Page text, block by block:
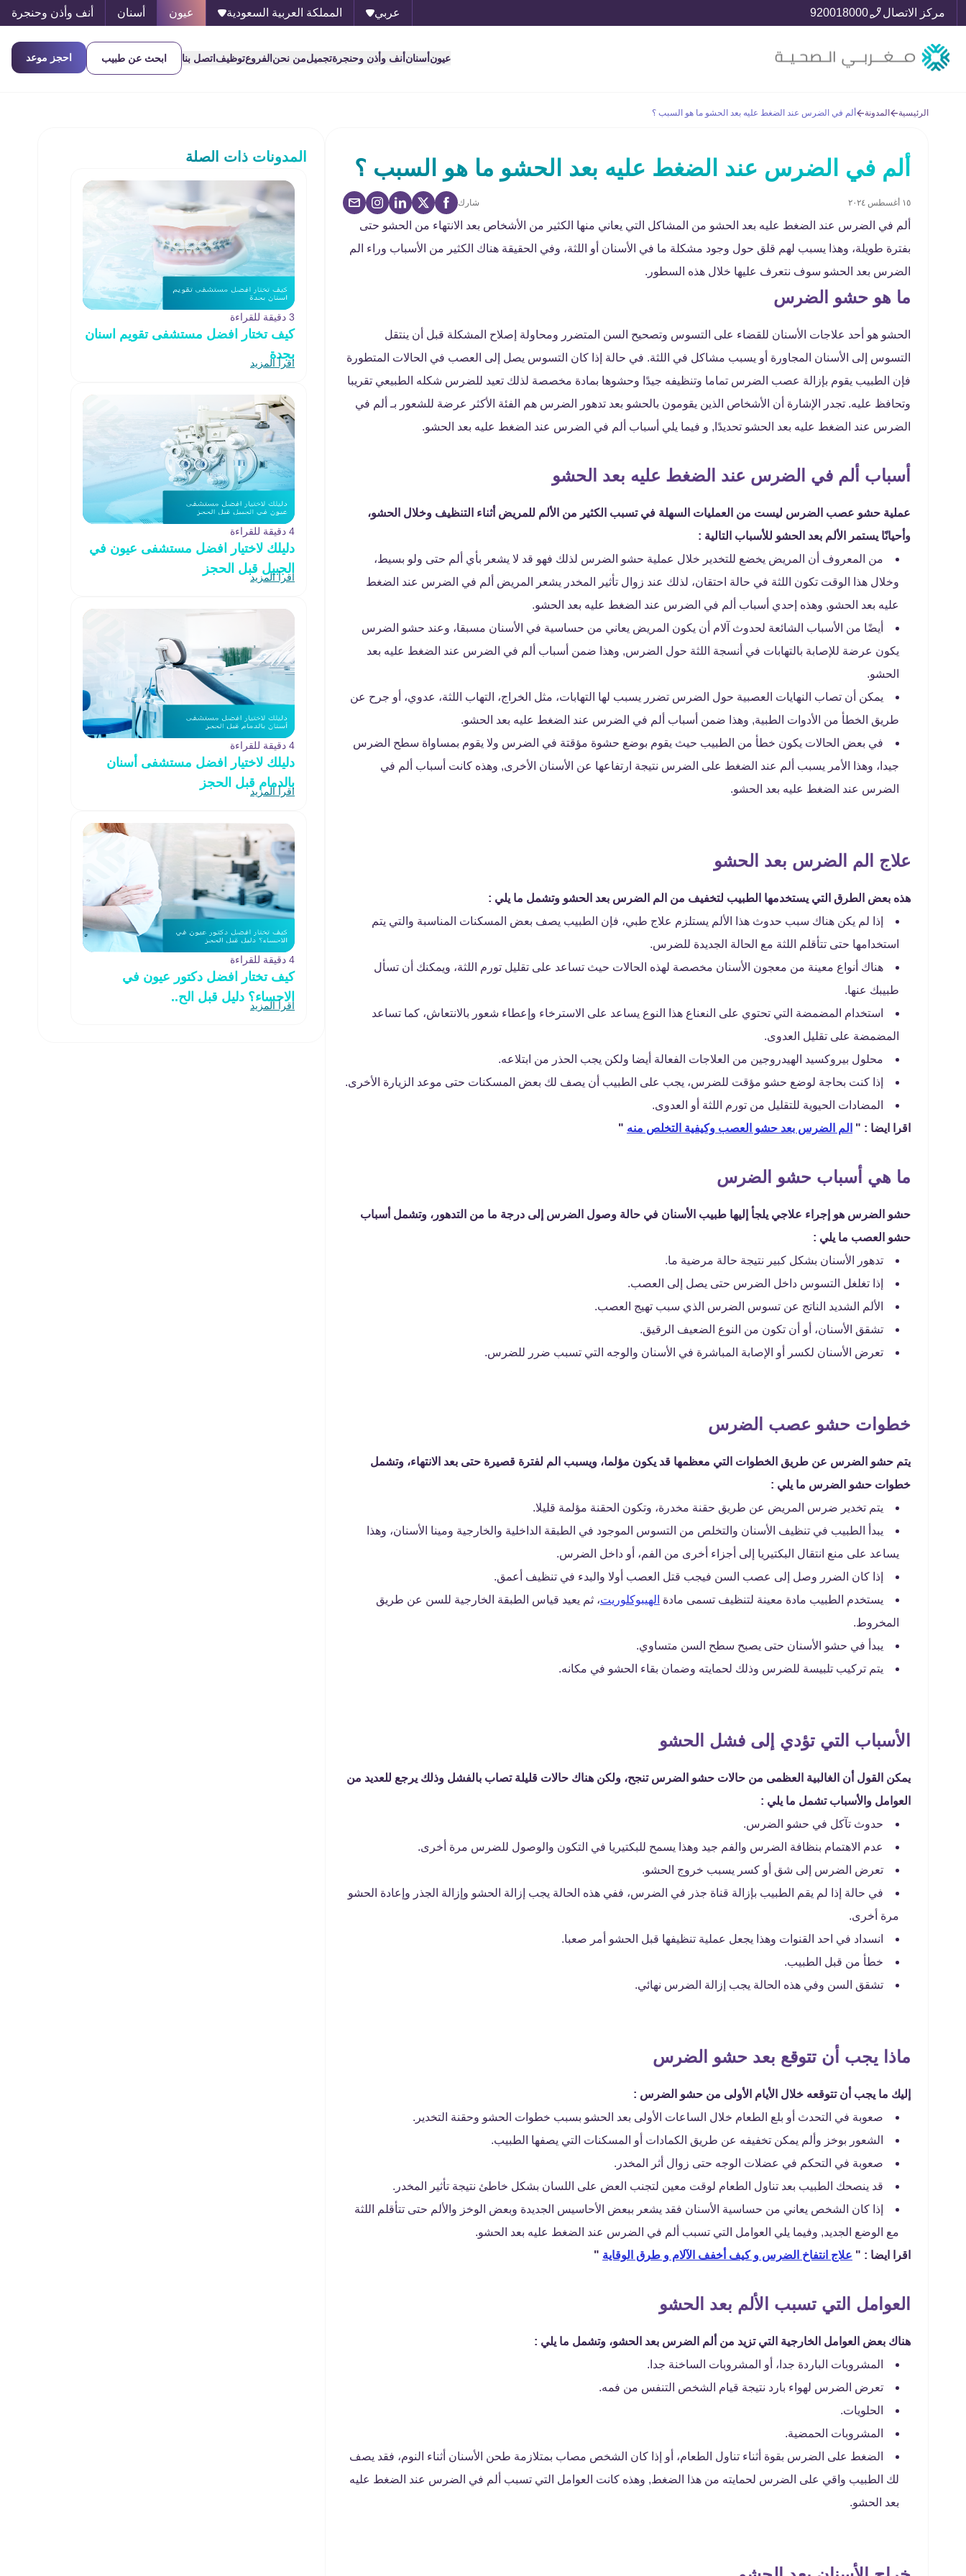
مركز الاتصال 920018000 عربي المملكة العربية السعودية عيون أسنان أنف وأذن وحنجرة
عيون أسنان أنف وأذن وحنجرةتجميلمن نحن الفروعتوظيف اتصل بنا ابحث عن طبيب احجز موعد
الرئيسية المدونة ألم في الضرس عند الضغط عليه بعد الحشو ما هو السبب ؟
ألم في الضرس عند الضغط عليه بعد الحشو ما هو السبب ؟
١٥ أغسطس ٢٠٢٤ شارك
ألم في الضرس عند الضغط عليه بعد الحشو من المشاكل التي يعاني منها الكثير من الأشخاص بعد الانتهاء من الحشو حتى
بفترة طويلة، وهذا يسبب لهم قلق حول وجود مشكلة ما في الأسنان أو اللثة، وفي الحقيقة هناك الكثير من الأسباب وراء الم
الضرس بعد الحشو سوف نتعرف عليها خلال هذه السطور.
ما هو حشو الضرس
الحشو هو أحد علاجات الأسنان للقضاء على التسوس وتصحيح السن المتضرر ومحاولة إصلاح المشكلة قبل أن ينتقل
التسوس إلى الأسنان المجاورة أو يسبب مشاكل في اللثة. في حالة إذا كان التسوس يصل إلى العصب في الحالات المتطورة
فإن الطبيب يقوم بإزالة عصب الضرس تماما وتنظيفه جيدًا وحشوها بمادة مخصصة لذلك تعيد للضرس شكله الطبيعي تقريبا
وتحافظ عليه. تجدر الإشارة أن الأشخاص الذين يقومون بالحشو بعد تدهور الضرس هم الفئة الأكثر عرضة للشعور بـ ألم في
الضرس عند الضغط عليه بعد الحشو تحديدًا, و فيما يلي أسباب ألم في الضرس عند الضغط عليه بعد الحشو.
أسباب ألم في الضرس عند الضغط عليه بعد الحشو
عملية حشو عصب الضرس ليست من العمليات السهلة في تسبب الكثير من الألم للمريض أثناء التنظيف وخلال الحشو،
وأحيانًا يستمر الألم بعد الحشو للأسباب التالية :
من المعروف أن المريض يخضع للتخدير خلال عملية حشو الضرس لذلك فهو قد لا يشعر بأي ألم حتى ولو بسيط،
وخلال هذا الوقت تكون اللثة في حالة احتقان، لذلك عند زوال تأثير المخدر يشعر المريض ألم في الضرس عند الضغط
عليه بعد الحشو, وهذه إحدي أسباب ألم في الضرس عند الضغط عليه بعد الحشو.
أيضًا من الأسباب الشائعة لحدوث آلام أن يكون المريض يعاني من حساسية في الأسنان مسبقا، وعند حشو الضرس
يكون عرضة للإصابة بالتهابات في أنسجة اللثة حول الضرس, وهذا ضمن أسباب ألم في الضرس عند الضغط عليه بعد
الحشو.
يمكن أن تصاب النهايات العصبية حول الضرس تضرر يسبب لها التهابات، مثل الخراج، التهاب اللثة، عدوي، أو جرح عن
طريق الخطأ من الأدوات الطبية, وهذا ضمن أسباب ألم في الضرس عند الضغط عليه بعد الحشو.
في بعض الحالات يكون خطأ من الطبيب حيث يقوم بوضع حشوة مؤقتة في الضرس ولا يقوم بمساواة سطح الضرس
جيدا، وهذا الأمر يسبب ألم عند الضغط على الضرس نتيجة ارتفاعها عن الأسنان الأخرى, وهذه كانت أسباب ألم في
الضرس عند الضغط عليه بعد الحشو.
علاج الم الضرس بعد الحشو
هذه بعض الطرق التي يستخدمها الطبيب لتخفيف من الم الضرس بعد الحشو وتشمل ما يلي :
إذا لم يكن هناك سبب حدوث هذا الألم يستلزم علاج طبي، فإن الطبيب يصف بعض المسكنات المناسبة والتي يتم
استخدامها حتى تتأقلم اللثة مع الحالة الجديدة للضرس.
هناك أنواع معينة من معجون الأسنان مخصصة لهذه الحالات حيث تساعد على تقليل تورم اللثة، ويمكنك أن تسأل
طبيبك عنها.
استخدام المضمضة التي تحتوي على النعناع هذا النوع يساعد على الاسترخاء وإعطاء شعور بالانتعاش، كما تساعد
المضمضة على تقليل العدوى.
محلول بيروكسيد الهيدروجين من العلاجات الفعالة أيضا ولكن يجب الحذر من ابتلاعه.
إذا كنت بحاجة لوضع حشو مؤقت للضرس، يجب على الطبيب أن يصف لك بعض المسكنات حتى موعد الزيارة الأخرى.
المضادات الحيوية للتقليل من تورم اللثة أو العدوى.
اقرا ايضا : " الم الضرس بعد حشو العصب وكيفية التخلص منه "
ما هي أسباب حشو الضرس
حشو الضرس هو إجراء علاجي يلجأ إليها طبيب الأسنان في حالة وصول الضرس إلى درجة ما من التدهور، وتشمل أسباب
حشو العصب ما يلي :
تدهور الأسنان بشكل كبير نتيجة حالة مرضية ما.
إذا تغلغل التسوس داخل الضرس حتى يصل إلى العصب.
الألم الشديد الناتج عن تسوس الضرس الذي سبب تهيج العصب.
تشقق الأسنان، أو أن تكون من النوع الضعيف الرقيق.
تعرض الأسنان لكسر أو الإصابة المباشرة في الأسنان والوجه التي تسبب ضرر للضرس.
خطوات حشو عصب الضرس
يتم حشو الضرس عن طريق الخطوات التي معظمها قد يكون مؤلما، ويسبب الم لفترة قصيرة حتى بعد الانتهاء، وتشمل
خطوات حشو الضرس ما يلي :
يتم تخدير ضرس المريض عن طريق حقنة مخدرة، وتكون الحقنة مؤلمة قليلا.
يبدأ الطبيب في تنظيف الأسنان والتخلص من التسوس الموجود في الطبقة الداخلية والخارجية ومينا الأسنان، وهذا
يساعد على منع انتقال البكتيريا إلى أجزاء أخرى من الفم، أو داخل الضرس.
إذا كان الضرر وصل إلى عصب السن فيجب قتل العصب أولا والبدء في تنظيف أعمق.
يستخدم الطبيب مادة معينة لتنظيف تسمى مادة الهيبوكلوريت، ثم يعيد قياس الطبقة الخارجية للسن عن طريق
المخروط.
يبدأ في حشو الأسنان حتى يصبح سطح السن متساوي.
يتم تركيب تلبيسة للضرس وذلك لحمايته وضمان بقاء الحشو في مكانه.
الأسباب التي تؤدي إلى فشل الحشو
يمكن القول أن الغالبية العظمى من حالات حشو الضرس تنجح، ولكن هناك حالات قليلة تصاب بالفشل وذلك يرجع للعديد من
العوامل والأسباب تشمل ما يلي :
حدوث تآكل في حشو الضرس.
عدم الاهتمام بنظافة الضرس والفم جيد وهذا يسمح للبكتيريا في التكون والوصول للضرس مرة أخرى.
تعرض الضرس إلى شق أو كسر يسبب خروج الحشو.
في حالة إذا لم يقم الطبيب بإزالة قناة جذر في الضرس، ففي هذه الحالة يجب إزالة الحشو وإزالة الجذر وإعادة الحشو
مرة أخرى.
انسداد في احد القنوات وهذا يجعل عملية تنظيفها قبل الحشو أمر صعبا.
خطأ من قبل الطبيب.
تشقق السن وفي هذه الحالة يجب إزالة الضرس نهائي.
ماذا يجب أن تتوقع بعد حشو الضرس
إليك ما يجب أن تتوقعه خلال الأيام الأولى من حشو الضرس :
صعوبة في التحدث أو بلع الطعام خلال الساعات الأولى بعد الحشو بسبب خطوات الحشو وحقنة التخدير.
الشعور بوخز وألم يمكن تخفيفه عن طريق الكمادات أو المسكنات التي يصفها الطبيب.
صعوبة في التحكم في عضلات الوجه حتى زوال أثر المخدر.
قد ينصحك الطبيب بعد تناول الطعام لوقت معين لتجنب العض على اللسان بشكل خاطئ نتيجة تأثير المخدر.
إذا كان الشخص يعاني من حساسية الأسنان فقد يشعر ببعض الأحاسيس الجديدة وبعض الوخز والألم حتى تتأقلم اللثة
مع الوضع الجديد, وفيما يلي العوامل التي تسبب ألم في الضرس عند الضغط عليه بعد الحشو.
اقرا ايضا : " علاج انتفاخ الضرس و كيف أخفف الآلام و طرق الوقاية "
العوامل التي تسبب الألم بعد الحشو
هناك بعض العوامل الخارجية التي تزيد من ألم الضرس بعد الحشو، وتشمل ما يلي :
المشروبات الباردة جدا، أو المشروبات الساخنة جدا.
تعرض الضرس لهواء بارد نتيجة قيام الشخص التنفس من فمه.
الحلويات.
المشروبات الحمضية.
الضغط على الضرس بقوة أثناء تناول الطعام، أو إذا كان الشخص مصاب بمتلازمة طحن الأسنان أثناء النوم، فقد يصف
لك الطبيب واقي على الضرس لحمايته من هذا الضغط, وهذه كانت العوامل التي تسبب ألم في الضرس عند الضغط عليه
بعد الحشو.
المدونات ذات الصلة
3 دقيقة للقراءة
كيف تختار افضل مستشفى تقويم اسنان
بجدة
اقرأ المزيد
4 دقيقة للقراءة
دليلك لاختيار افضل مستشفى عيون في
الجبيل قبل الحجز
اقرأ المزيد
4 دقيقة للقراءة
دليلك لاختيار افضل مستشفى أسنان
بالدمام قبل الحجز
اقرأ المزيد
4 دقيقة للقراءة
كيف تختار افضل دكتور عيون في
الاحساء؟ دليل قبل الح..
اقرأ المزيد